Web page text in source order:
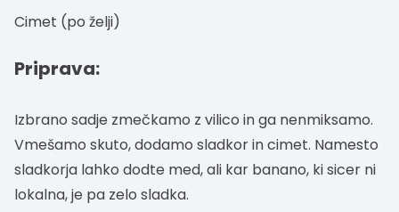
Cimet (po želji)
Priprava:
Izbrano sadje zmečkamo z vilico in ga nenmiksamo.
Vmešamo skuto, dodamo sladkor in cimet. Namesto
sladkorja lahko dodte med, ali kar banano, ki sicer ni
lokalna, je pa zelo sladka.